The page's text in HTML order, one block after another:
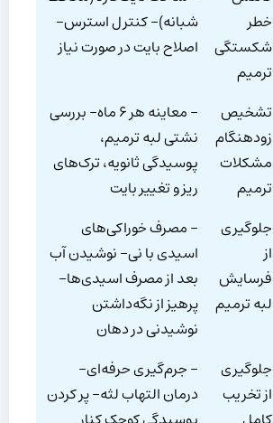
خطر
شکستگی
ترمیم
شبانه)- کنترل استرس-
اصلاح بایت در صورت نیاز
تشخیص
زودهنگام
مشکلات
ترمیم
– معاینه هر ۶ ماه- بررسی
نشتی لبه ترمیم،
پوسیدگی ثانویه، ترک‌های
ریز و تغییر بایت
جلوگیری
از
فرسایش
لبه ترمیم
– مصرف خوراکی‌های
اسیدی با نی- نوشیدن آب
بعد از مصرف اسیدی‌ها-
پرهیز از نگه‌داشتن
نوشیدنی در دهان
جلوگیری
از تخریب
– جرم‌گیری حرفه‌ای-
درمان التهاب لثه- پر کردن